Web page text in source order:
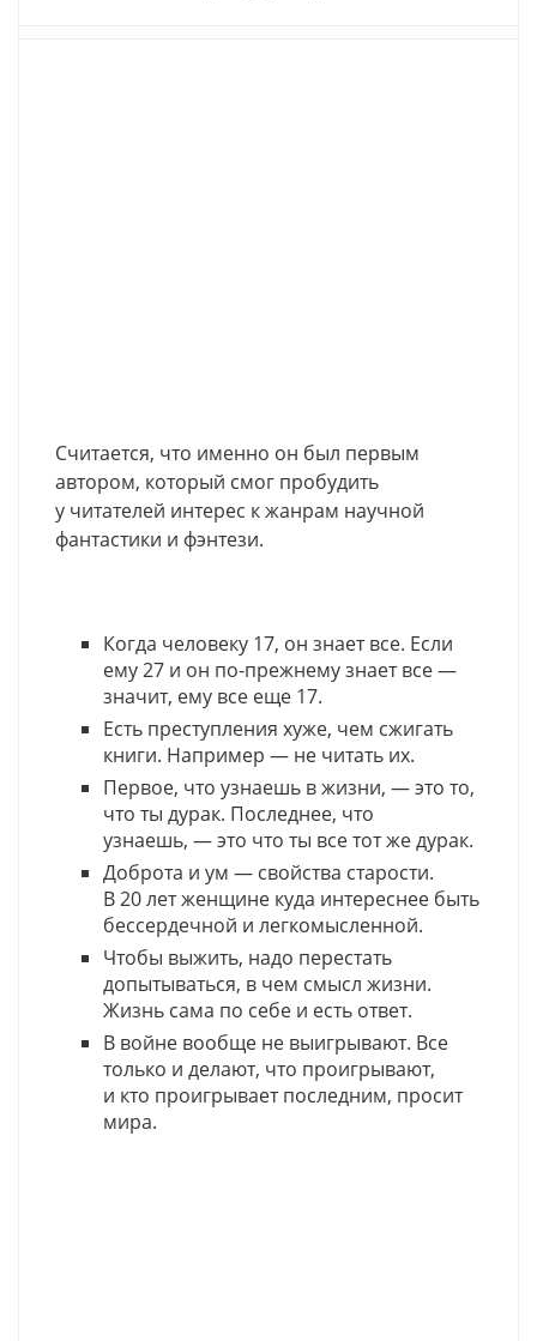
Считается, что именно он был первым
автором, который смог пробудить
у читателей интерес к жанрам научной
фантастики и фэнтези.
Когда человеку 17, он знает все. Если
ему 27 и он по-прежнему знает все —
значит, ему все еще 17.
Есть преступления хуже, чем сжигать
книги. Например — не читать их.
Первое, что узнаешь в жизни, — это то,
что ты дурак. Последнее, что
узнаешь, — это что ты все тот же дурак.
Доброта и ум — свойства старости.
В 20 лет женщине куда интереснее быть
бессердечной и легкомысленной.
Чтобы выжить, надо перестать
допытываться, в чем смысл жизни.
Жизнь сама по себе и есть ответ.
В войне вообще не выигрывают. Все
только и делают, что проигрывают,
и кто проигрывает последним, просит
мира.